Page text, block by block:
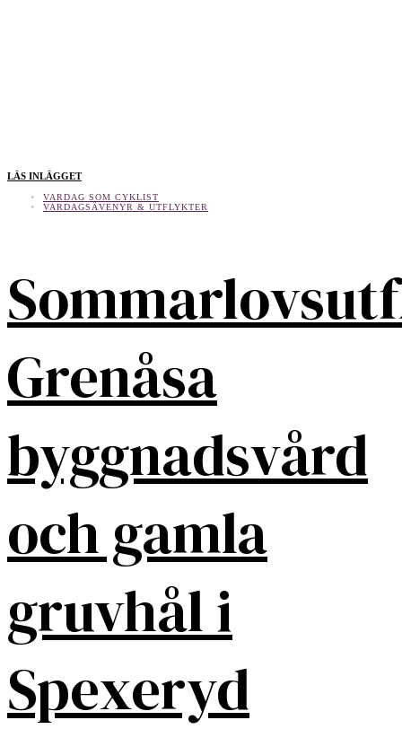
LÄS INLÄGGET
VARDAG SOM CYKLIST
VARDAGSÄVENYR & UTFLYKTER
Grenåsa
byggnadsvård
och gamla
gruvhål i
Spexeryd